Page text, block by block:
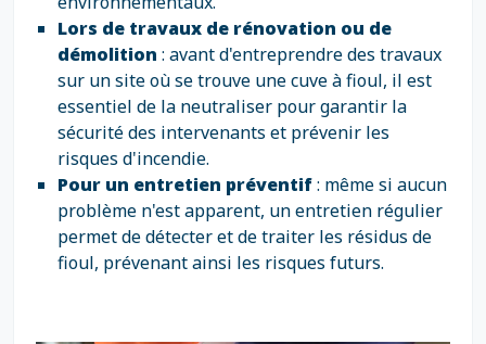
Lors de travaux de rénovation ou de
démolition : avant d'entreprendre des travaux
sur un site où se trouve une cuve à fioul, il est
essentiel de la neutraliser pour garantir la
sécurité des intervenants et prévenir les
risques d'incendie.
Pour un entretien préventif: même si aucun
problème n'est apparent, un entretien régulier
permet de détecter et de traiter les résidus de
fioul, prévenant ainsi les risques futurs.